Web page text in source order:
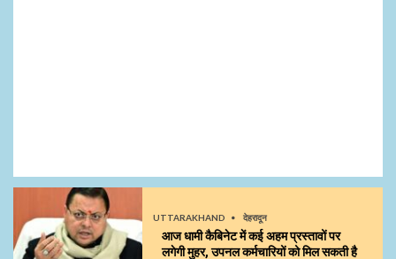
UTTARAKHAND देहरादून
आज धामी कैबिनेट में कई अहम प्रस्तावों पर
लगेगी मुहर, उपनल कर्मचारियों को मिल सकती है